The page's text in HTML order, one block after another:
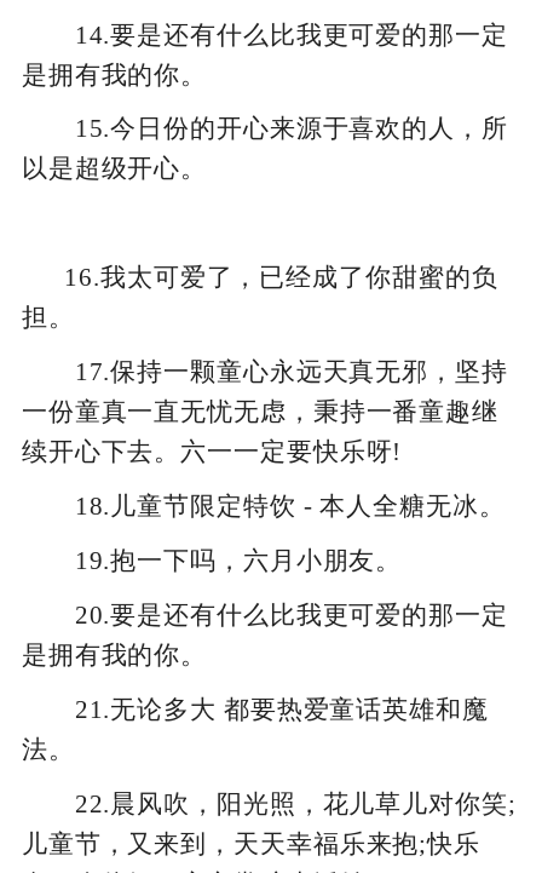
14.要是还有什么比我更可爱的那一定
是拥有我的你。
15.今日份的开心来源于喜欢的人，所
以是超级开心。
16.我太可爱了，已经成了你甜蜜的负
担。
17.保持一颗童心永远天真无邪，坚持
一份童真一直无忧无虑，秉持一番童趣继
续开心下去。六一一定要快乐呀!
18.儿童节限定特饮 - 本人全糖无冰。
19.抱一下吗，六月小朋友。
20.要是还有什么比我更可爱的那一定
是拥有我的你。
21.无论多大 都要热爱童话英雄和魔
法。
22.晨风吹，阳光照，花儿草儿对你笑;
儿童节，又来到，天天幸福乐来抱;快乐